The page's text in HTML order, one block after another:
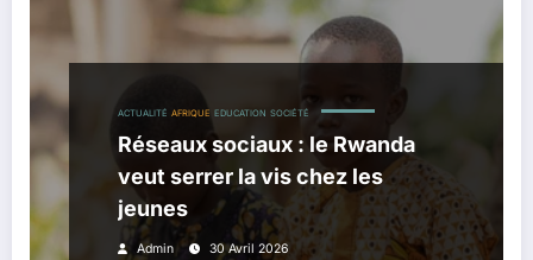
ACTUALITÉ AFRIQUE EDUCATION SOCIÉTÉ
Réseaux sociaux : le Rwanda
veut serrer la vis chez les
jeunes
Admin 30 Avril 2026